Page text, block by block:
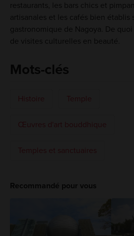
restaurants, les bars chics et
artisanales et les cafés bien établis
gastronomique de Nagoya. De
de visites culturelles en beauté.
Mots-clés
Histoire Temple
Œuvres d'art bouddhique
Temples et sanctuaires
Recommandé pour vous